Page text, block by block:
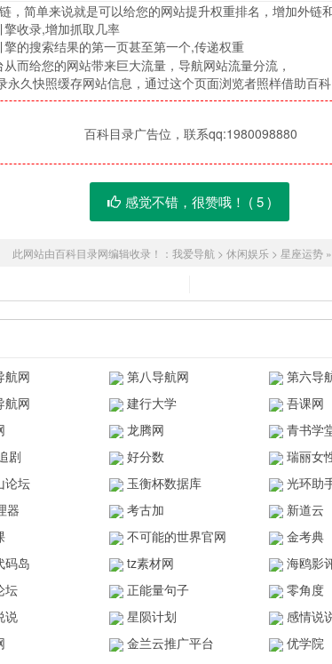
，简单来说就是可以给您的网站提升权重排名，增加外链
收录,增加抓取几率
的搜索结果的第一页甚至第一个,传递权重
而给您的网站带来巨大流量，导航网站流量分流，
久快照缓存网站信息，通过这个页面浏览者照样借助百
百科目录广告位，联系qq:1980098880
感觉不错，很赞哦！ ( 5)
此网站由百科目录网编辑收录！： 我爱导航 > 休闲娱乐> 星座运势»
航网 第八导航网 第六导
航网 建行大学 吾课网
龙腾网 青书学
剧 好分数 瑞丽女
论坛 玉衡杯数据库 光环助
器 考古加 新道云
不可能的世界官网 金考典
码岛 tz素材网 海鸥影
坛 正能量句子 零角度
说 星陨计划 感情说
金兰云推广平台 优学院